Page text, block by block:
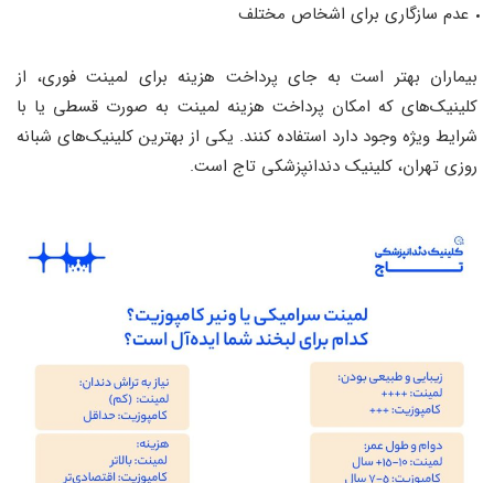
عدم سازگاری برای اشخاص مختلف
بیماران بهتر است به جای پرداخت هزینه برای لمینت فوری، از
کلینیک‌های که امکان پرداخت هزینه لمینت به صورت قسطی یا با
شرایط ویژه وجود دارد استفاده کنند. یکی از بهترین کلینیک‌های شبانه
روزی تهران، کلینیک دندانپزشکی تاج است.